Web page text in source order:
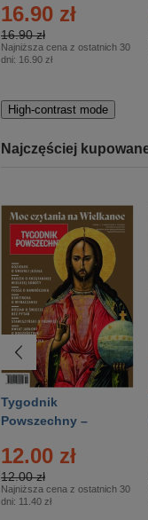
16.90 zł
16.90 zł
Najniższa cena z ostatnich 30
dni: 16.90 zł
High-contrast mode
Najczęściej
Tygodnik
Powszechny –
12.00 zł
12.00 zł
Najniższa cena z ostatnich 30
dni: 11.40 zł